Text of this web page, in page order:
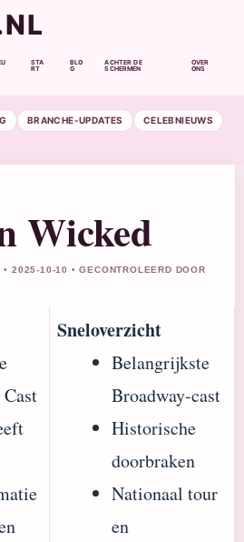
STA
RT
BLO
G
ACHTER DE
SCHERMEN
OVER
ONS
BRANCHE-UPDATES CELEBNIEUWS
Wicked
2025-10-10 • GECONTROLEERD DOOR
Sneloverzicht
Belangrijkste
Broadway-cast
Historische
doorbraken
Nationaal tour
en